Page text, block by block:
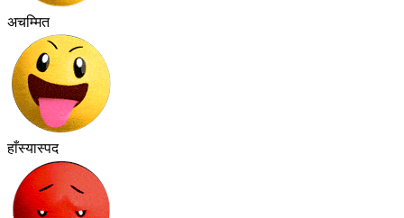
अचम्मित
हाँस्यास्पद